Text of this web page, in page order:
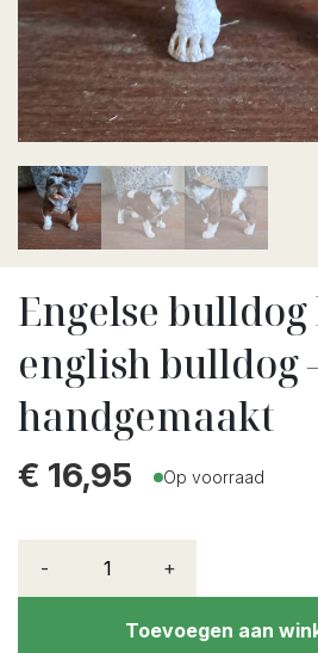
Engelse bulldog
english bulldog
handgemaakt
€ 16,95 Op voorraad
- +
Toevoegen aan